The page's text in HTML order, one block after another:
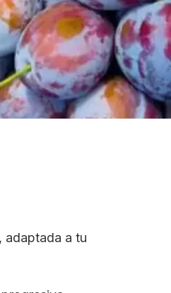
adaptada a tu